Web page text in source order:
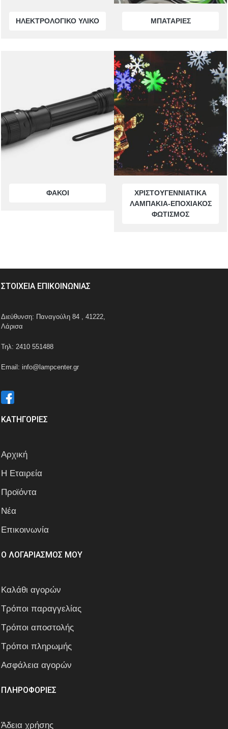
ΗΛΕΚΤΡΟΛΟΓΙΚΟ ΥΛΙΚΟ ΜΠΑΤΑΡΙΕΣ
ΦΑΚΟΙ
ΧΡΙΣΤΟΥΓΕΝΝΙΑΤΙΚΑ
ΛΑΜΠΑΚΙΑ-ΕΠΟΧΙΑΚΟΣ
ΦΩΤΙΣΜΟΣ
ΣΤΟΙΧΕΙΑ ΕΠΙΚΟΙΝΩΝΙΑΣ
Διεύθυνση: Παναγούλη 84 , 41222,
Λάρισα
Τηλ: 2410 551488
Email: info@lampcenter.gr
ΚΑΤΗΓΟΡΙΕΣ
Αρχική
Η Εταιρεία
Προϊόντα
Νέα
Επικοινωνία
Ο ΛΟΓΑΡΙΑΣΜΟΣ ΜΟΥ
Καλάθι αγορών
Τρόποι παραγγελίας
Τρόποι αποστολής
Τρόποι πληρωμής
Ασφάλεια αγορών
ΠΛΗΡΟΦΟΡΙΕΣ
Άδεια χρήσης